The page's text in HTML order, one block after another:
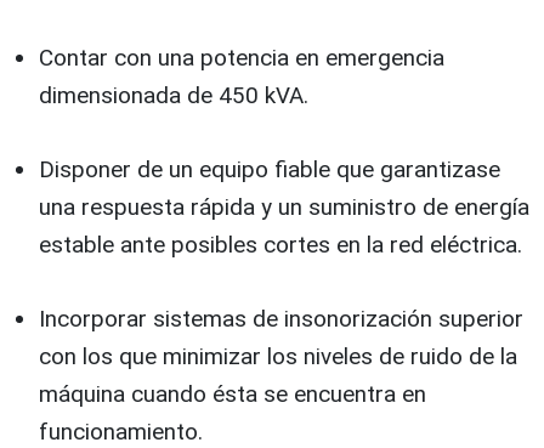
Contar con una potencia en emergencia
dimensionada de 450 kVA.
Disponer de un equipo fiable que garantizase
una respuesta rápida y un suministro de energía
estable ante posibles cortes en la red eléctrica.
Incorporar sistemas de insonorización superior
con los que minimizar los niveles de ruido de la
máquina cuando ésta se encuentra en
funcionamiento.